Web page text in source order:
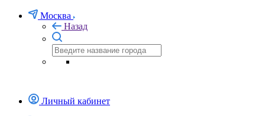
Москва
Назад
Личный кабинет